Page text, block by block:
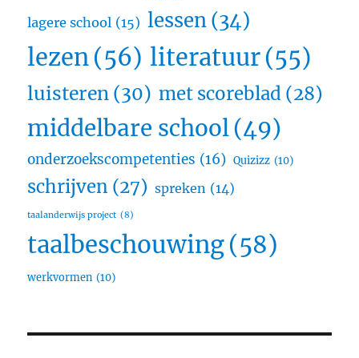
lagere school (15) lessen(34)
lezen(56) literatuur(55)
luisteren (30) met scoreblad (28)
middelbare school(49)
onderzoekscompetenties (16) Quizizz (10)
schrijven (27) spreken (14)
taalanderwijs project (8)
taalbeschouwing(58)
werkvormen (10)